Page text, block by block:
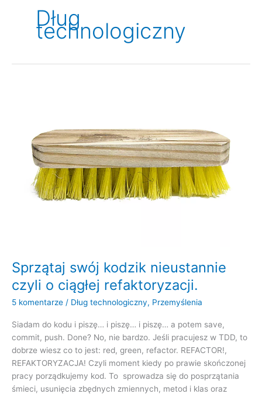
Dług
technologiczny
Sprzątaj swój kodzik nieustannie
czyli o ciągłej refaktoryzacji.
5 komentarze / Dług technologiczny, Przemyślenia
Siadam do kodu i piszę… i piszę… i piszę… a potem save,
commit, push. Done? No, nie bardzo. Jeśli pracujesz w TDD, to
dobrze wiesz co to jest: red, green, refactor. REFACTOR!,
REFAKTORYZACJA! Czyli moment kiedy po prawie skończonej
pracy porządkujemy kod. To sprowadza się do posprzątania
śmieci, usunięcia zbędnych zmiennych, metod i klas oraz